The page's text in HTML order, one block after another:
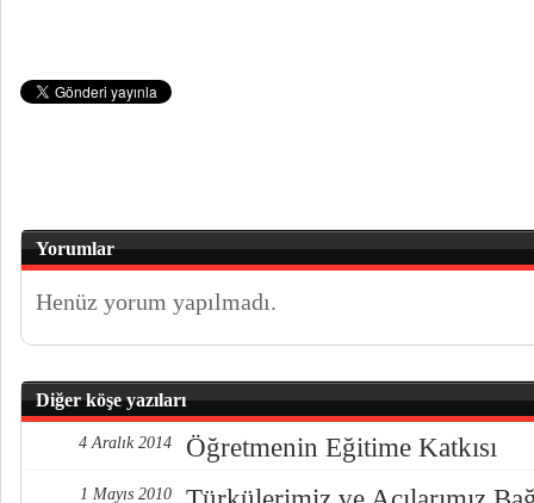
Yorumlar
Henüz yorum yapılmadı.
Diğer köşe yazıları
4 Aralık 2014 Öğretmenin Eğitime Katkısı
1 Mayıs 2010